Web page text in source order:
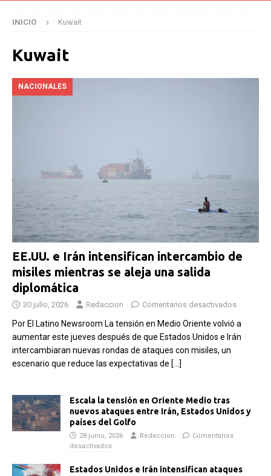
INICIO Kuwait
Kuwait
NACIONALES
EE.UU. e Irán intensifican intercambio de
misiles mientras se aleja una salida
diplomática
30 julio, 2026 Redaccion Comentarios desactivados
Por El Latino Newsroom La tensión en Medio Oriente volvió a
aumentar este jueves después de que Estados Unidos e Irán
intercambiaran nuevas rondas de ataques con misiles, un
escenario que reduce las expectativas de […]
Escala la tensión en Oriente Medio tras
nuevos ataques entre Irán, Estados Unidos y
países del Golfo
28 junio, 2026 Redaccion
Comentarios
desactivados
Estados Unidos e Irán intensifican ataques